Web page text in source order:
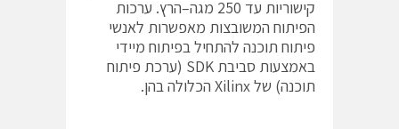
קישוריות עד 250 מגה–הרץ. ערכות
הפיתוח המשובצות מאפשרות לאנשי
פיתוח תוכנה להתחיל בפיתוח מיידי
באמצעות סביבת SDK (ערכת פיתוח
תוכנה) של Xilinx הכלולה בהן.